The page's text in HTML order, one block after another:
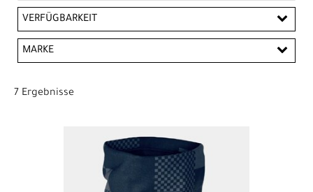
CHF
VERFÜGBARKEIT
MARKE
7 Ergebnisse